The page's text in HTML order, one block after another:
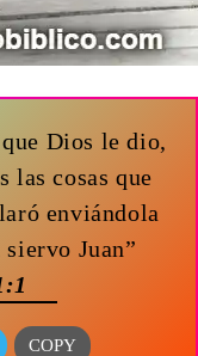
Dios le dio,
las cosas que
enviándola
Juan”